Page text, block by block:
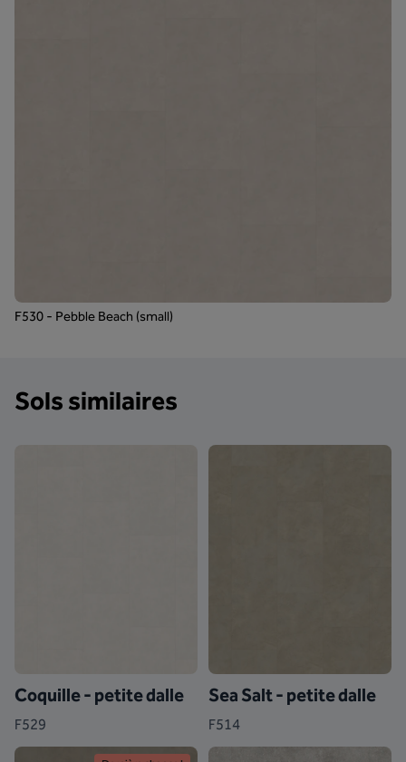
F530 - Pebble Beach (small)
Sols similaires
Coquille - petite dalle
F529
Sea Salt - petite dalle
F514